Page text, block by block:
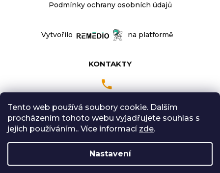
Tento web používá soubory cookie. Dalším
procházením tohoto webu vyjadřujete souhlas s
jejich používáním.. Více informací zde.
Nastavení
Podmínky ochrany osobních údajů
Vytvořilo na platformě
KONTAKTY
Pondělí až Pátek
9:00 - 18:00 hodin
Sobota: 9:00-12:00